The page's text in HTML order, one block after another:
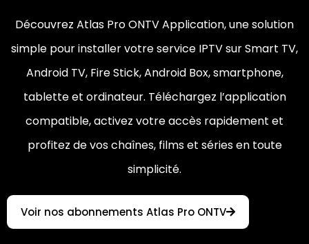
Découvrez Atlas Pro ONTV Application, une solution
simple pour installer votre service IPTV sur Smart TV,
Android TV, Fire Stick, Android Box, smartphone,
tablette et ordinateur. Téléchargez l’application
compatible, activez votre accès rapidement et
profitez de vos chaînes, films et séries en toute
simplicité.
Voir nos abonnements Atlas Pro ONTV